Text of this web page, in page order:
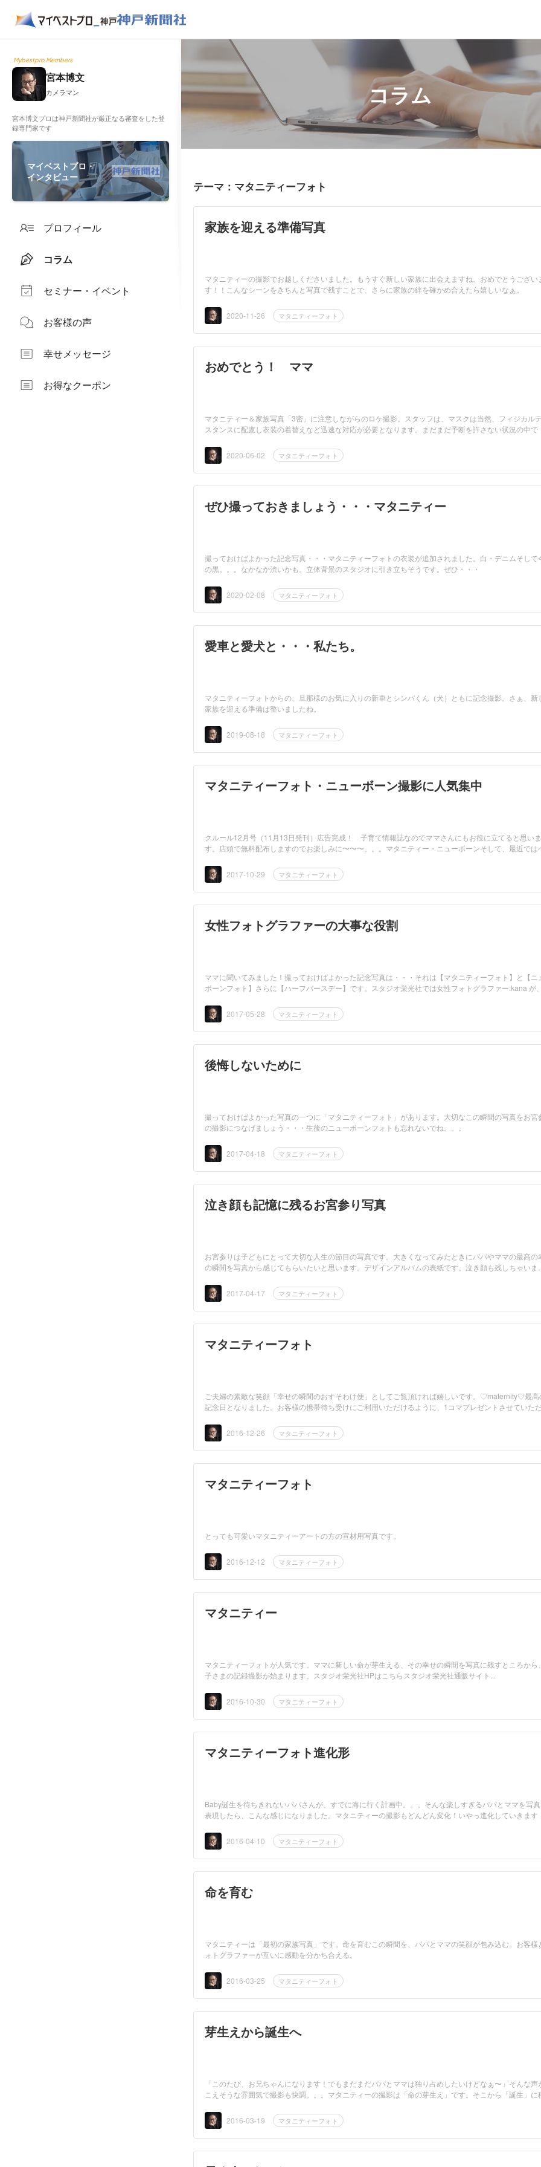
Mybestpro Members
宮本博文
カメラマン
宮本博文プロは神戸新聞社が厳正なる審査をした登
録専門家です
マイベストプロ・
インタビュー
プロフィール
コラム
セミナー・イベント
お客様の声
幸せメッセージ
お得なクーポン
コラム
テーマ：マタニティーフォト
家族を迎える準備写真
マタニティーの撮影でお越しくださいました。もうすぐ新しい家族に出会えますね。おめでとうござい
す！！こんなシーンをきちんと写真で残すことで、さらに家族の絆を確かめ合えたら嬉しいなぁ。
2020-11-26 マタニティーフォト
おめでとう！ ママ
マタニティー＆家族写真「3密」に注意しながらのロケ撮影。スタッフは、マスクは当然、フィジカル
スタンスに配慮し衣装の着替えなど迅速な対応が必要となります。まだまだ予断を許さない状況の中で
2020-06-02
マタニティーフォト
ぜひ撮っておきましょう・・・マタニティー
撮っておけばよかった記念写真・・・マタニティーフォトの衣装が追加されました。白・デニムそして
の黒。。。なかなか渋いかも。立体背景のスタジオに引き立ちそうです。ぜひ・・・
2020-02-08 マタニティーフォト
愛車と愛犬と・・・私たち。
マタニティーフォトからの、旦那様のお気に入りの新車とシンバくん（犬）ともに記念撮影。さぁ、新
家族を迎える準備は整いましたね。
2019-08-18 マタニティーフォト
マタニティーフォト・ニューボーン撮影に人気集中
クルール12月号（11月13日発刊）広告完成！ 子育て情報誌なのでママさんにもお役に立てると思いま
す。店頭で無料配布しますのでお楽しみに〜〜〜。。。マタニティー・ニューボーンそして、最近では
2017-10-29
マタニティーフォト
女性フォトグラファーの大事な役割
ママに聞いてみました！撮っておけばよかった記念写真は・・・それは【マタニティーフォト】と【ニ
ボーンフォト】さらに【ハーフバースデー】です。スタジオ栄光社では女性フォトグラファー:kana が
2017-05-28 マタニティーフォト
後悔しないために
撮っておけばよかった写真の一つに「マタニティーフォト」があります。大切なこの瞬間の写真をお宮
の撮影につなげましょう・・・生後のニューボーンフォトも忘れないでね。。。
2017-04-18 マタニティーフォト
泣き顔も記憶に残るお宮参り写真
お宮参りは子どもにとって大切な人生の節目の写真です。大きくなってみたときにパパやママの最高の
の瞬間を写真から感じてもらいたいと思います。デザインアルバムの表紙です。泣き顔も残しちゃいま
2017-04-17
マタニティーフォト
マタニティーフォト
ご夫婦の素敵な笑顔「幸せの瞬間のおすそわけ便」としてご覧頂ければ嬉しいです。♡maternity♡最高
記念日となりました。お客様の携帯待ち受けにご利用いただけるように、1コマプレゼントさせていた
2016-12-26
マタニティーフォト
マタニティーフォト
とっても可愛いマタニティーアートの方の宣材用写真です。
2016-12-12 マタニティーフォト
マタニティー
マタニティーフォトが人気です。ママに新しい命が芽生える、その幸せの瞬間を写真に残すところから
子さまの記録撮影が始まります。スタジオ栄光社HPはこちらスタジオ栄光社通販サイト...
2016-10-30 マタニティーフォト
マタニティーフォト進化形
Baby誕生を待ちきれないパパさんが、すでに海に行く計画中。。。そんな楽しすぎるパパとママを写
表現したら、こんな感じになりました。マタニティーの撮影もどんどん変化！いやっ進化していきます
2016-04-10
マタニティーフォト
命を育む
マタニティーは「最初の家族写真」です。命を育むこの瞬間を、パパとママの笑顔が包み込む。お客様
ォトグラファーが互いに感動を分かち合える。
2016-03-25 マタニティーフォト
芽生えから誕生へ
「このたび、お兄ちゃんになります！でもまだまだパパとママは独り占めしたいけどなぁ〜」そんな声
こえそうな雰囲気で撮影も快調。。。マタニティーの撮影は「命の芽生え」です。そこから「誕生」に
2016-03-19
マタニティーフォト